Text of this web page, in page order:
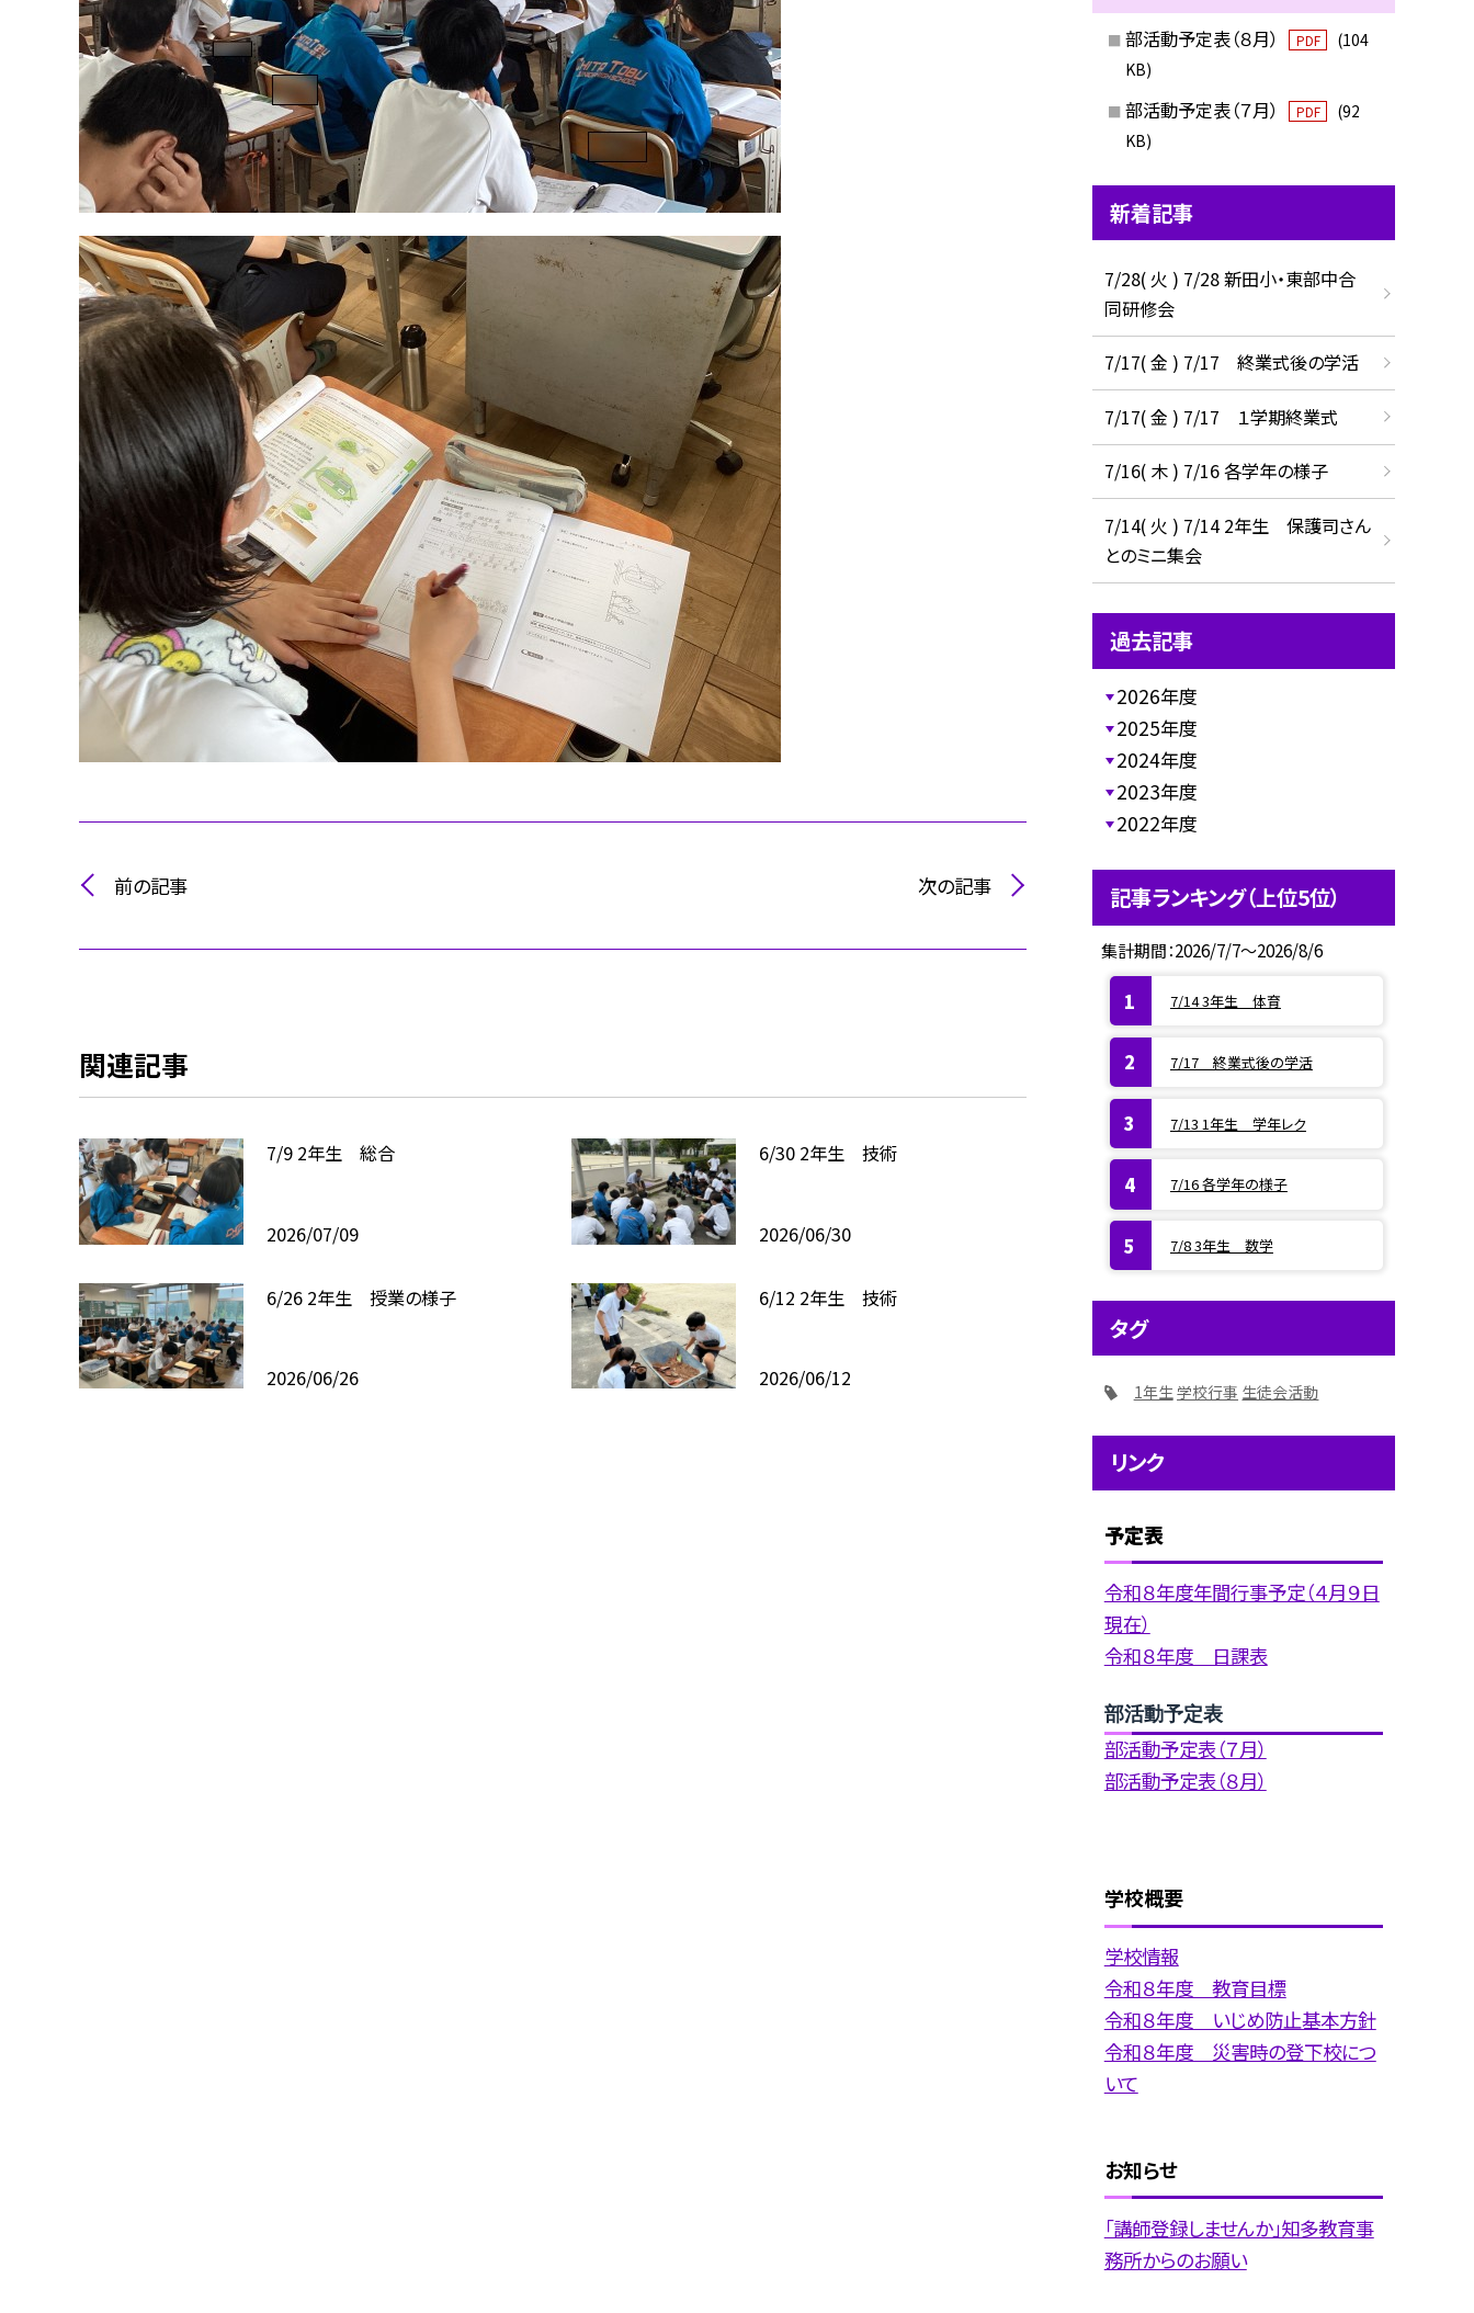
前の記事 次の記事
関連記事
7/9 2年生 総合
2026/07/09
6/30 2年生 技術
2026/06/30
6/26 2年生 授業の様子
2026/06/26
6/12 2年生 技術
2026/06/12
部活動予定表（８月） PDF
(104
KB)
部活動予定表（７月） PDF
(92
KB)
新着記事
7/28( 火 ) 7/28 新田小・東部中合
同研修会
7/17( 金 ) 7/17 終業式後の学活
7/17( 金 ) 7/17 １学期終業式
7/16( 木 ) 7/16 各学年の様子
7/14( 火 ) 7/14 2年生 保護司さん
とのミニ集会
過去記事
2026年度
2025年度
2024年度
2023年度
2022年度
記事ランキング（上位5位）
集計期間：2026/7/7～2026/8/6
7/14 3年生 体育
7/17 終業式後の学活
7/13 1年生 学年レク
7/16 各学年の様子
7/8 3年生 数学
タグ
1年生 学校行事 生徒会活動
リンク
予定表
令和８年度年間行事予定（４月９日
現在）
令和８年度 日課表
部活動予定表
部活動予定表（７月）
部活動予定表（８月）
学校概要
学校情報
令和８年度 教育目標
令和８年度 いじめ防止基本方針
令和８年度 災害時の登下校につ
いて
お知らせ
「講師登録しませんか」知多教育事
務所からのお願い